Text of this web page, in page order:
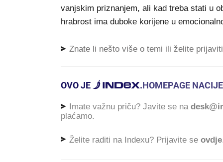
vanjskim priznanjem, ali kad treba stati u
hrabrost ima duboke korijene u
Znate li nešto više o temi ili želite
OVO JE .HOMEPAGE
Imate važnu priču? Javite se na
plaćamo.
Želite raditi na Indexu? Prijavite se ovdje.